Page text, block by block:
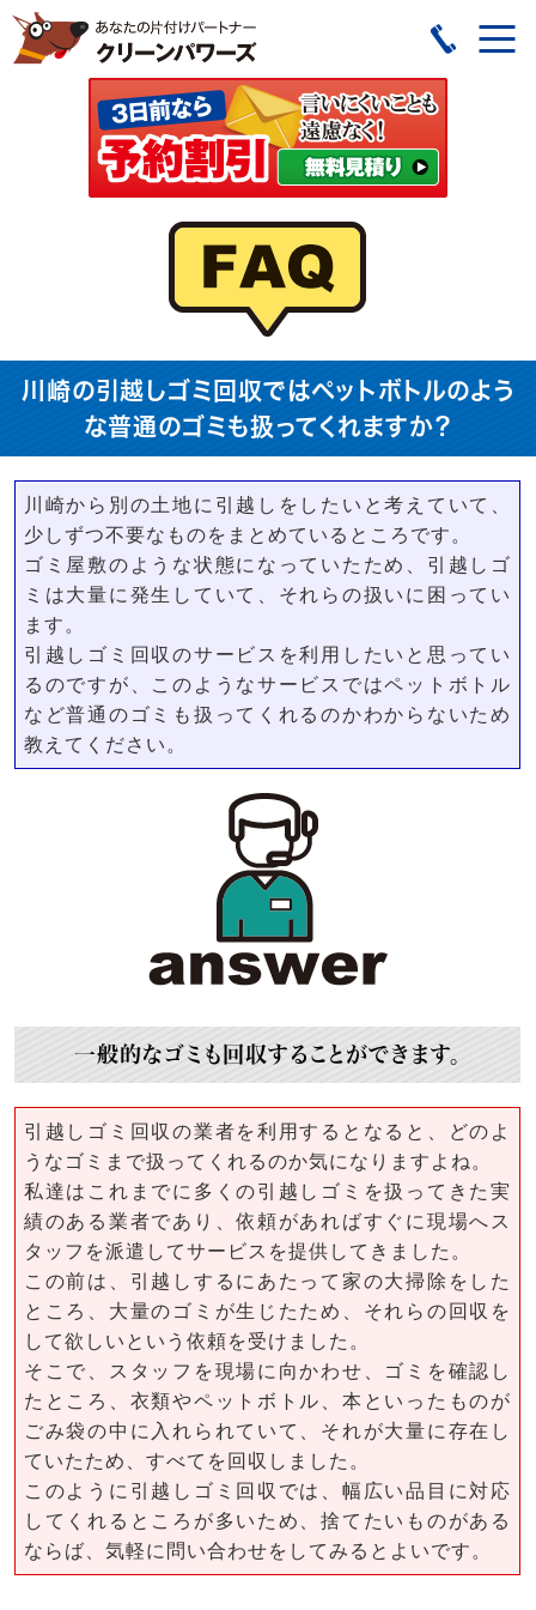
川崎の引越しゴミ回収ではペットボトルのよう
な普通のゴミも扱ってくれますか？
川崎から別の土地に引越しをしたいと考えていて、
少しずつ不要なものをまとめているところです。
ゴミ屋敷のような状態になっていたため、引越しゴ
ミは大量に発生していて、それらの扱いに困ってい
ます。
引越しゴミ回収のサービスを利用したいと思ってい
るのですが、このようなサービスではペットボトル
など普通のゴミも扱ってくれるのかわからないため
教えてください。
一般的なゴミも回収することができます。
引越しゴミ回収の業者を利用するとなると、どのよ
うなゴミまで扱ってくれるのか気になりますよね。
私達はこれまでに多くの引越しゴミを扱ってきた実
績のある業者であり、依頼があればすぐに現場へス
タッフを派遣してサービスを提供してきました。
この前は、引越しするにあたって家の大掃除をした
ところ、大量のゴミが生じたため、それらの回収を
して欲しいという依頼を受けました。
そこで、スタッフを現場に向かわせ、ゴミを確認し
たところ、衣類やペットボトル、本といったものが
ごみ袋の中に入れられていて、それが大量に存在し
ていたため、すべてを回収しました。
このように引越しゴミ回収では、幅広い品目に対応
してくれるところが多いため、捨てたいものがある
ならば、気軽に問い合わせをしてみるとよいです。